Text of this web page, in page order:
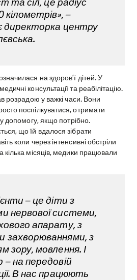
кілометрів», –
директорка центру
на здоров’ї дітей. У
консультації та реабілітацію.
розрадою у важкі часи. Вони
поспілкуватися, отримати
допомогу, якщо потрібно.
що їй вдалося зібрати
коли через інтенсивні обстріли
кілька місяців, медики працювали
– це діти з
нервової системи,
апарату, з
захворюваннями, з
зору, мовлення. І
на передовій
В нас працюють